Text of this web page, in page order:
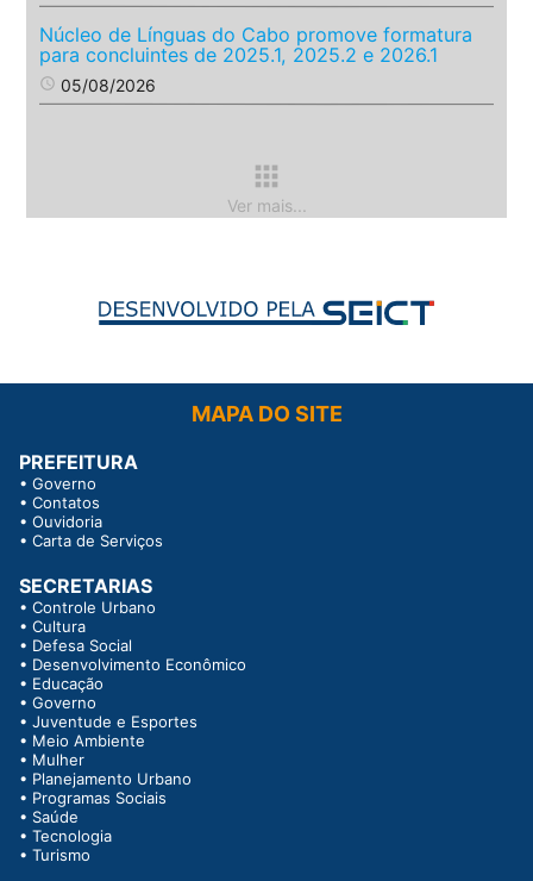
Núcleo de Línguas do Cabo promove formatura
para concluintes de 2025.1, 2025.2 e 2026.1
access_time 05/08/2026
apps
Ver mais...
MAPA DO SITE
PREFEITURA
• Governo
• Contatos
• Ouvidoria
• Carta de Serviços
SECRETARIAS
• Controle Urbano
• Cultura
• Defesa Social
• Desenvolvimento Econômico
• Educação
• Governo
• Juventude e Esportes
• Meio Ambiente
• Mulher
• Planejamento Urbano
• Programas Sociais
• Saúde
• Tecnologia
• Turismo